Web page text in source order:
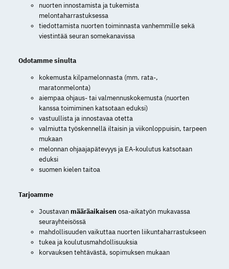
nuorten innostamista ja tukemista
melontaharrastuksessa
tiedottamista nuorten toiminnasta vanhemmille sekä
viestintää seuran somekanavissa
Odotamme sinulta
kokemusta kilpamelonnasta (mm. rata-,
maratonmelonta)
aiempaa ohjaus- tai valmennuskokemusta (nuorten
kanssa toimiminen katsotaan eduksi)
vastuullista ja innostavaa otetta
valmiutta työskennellä iltaisin ja viikonloppuisin, tarpeen
mukaan
melonnan ohjaajapätevyys ja EA-koulutus katsotaan
eduksi
suomen kielen taitoa
Tarjoamme
Joustavanmääräaikaisen osa-aikatyön mukavassa
seurayhteisössä
mahdollisuuden vaikuttaa nuorten liikuntaharrastukseen
tukea ja koulutusmahdollisuuksia
korvauksen tehtävästä, sopimuksen mukaan